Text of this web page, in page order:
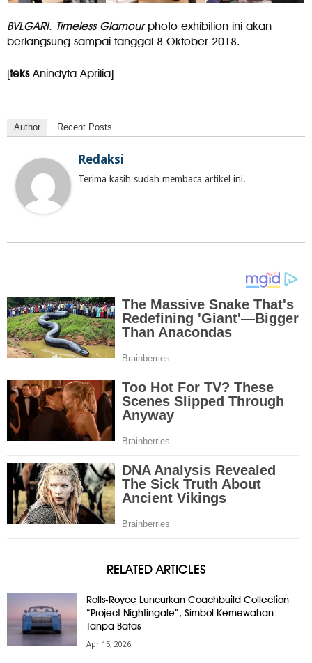
BVLGARI. Timeless Glamourphoto exhibition ini akan
berlangsung sampai tanggal 8 Oktober 2018.
[teksAnindyta Aprilia]
Author Recent Posts
Redaksi
Terima kasih sudah membaca artikel ini.
RELATED ARTICLES
Rolls-Royce Luncurkan Coachbuild Collection
“Project Nightingale”, Simbol Kemewahan
Tanpa Batas
Apr 15, 2026